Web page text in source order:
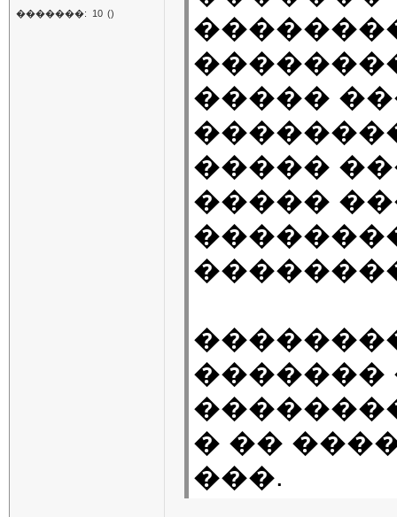
�������: 10 ()
�����
�����
�����
�������
� ��
���.